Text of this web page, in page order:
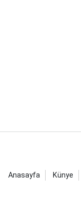
Anasayfa Künye